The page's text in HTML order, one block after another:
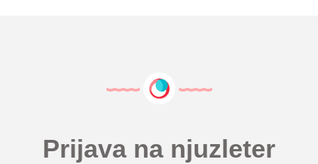
Prijava na njuzleter